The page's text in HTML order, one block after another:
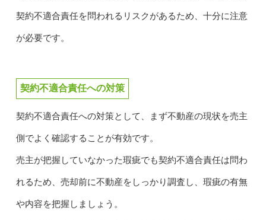
契約不適合責任を問われるリスクがあるため、十分に注意
が必要です。
契約不適合責任への対策
契約不適合責任への対策として、まず不動産の現状を売主
側でよく確認することが有効です。
売主が把握していなかった瑕疵でも契約不適合責任は問わ
れるため、売却前に不動産をしっかり調査し、瑕疵の有無
や内容を把握しましょう。